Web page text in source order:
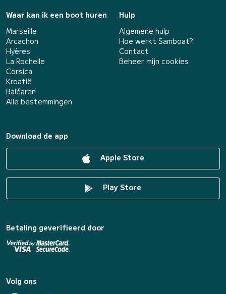
Waar kan ik een boot huren
Marseille
Arcachon
Hyères
La Rochelle
Corsica
Kroatië
Baléaren
Alle bestemmingen
Hulp
Algemene hulp
Hoe werkt Samboat?
Contact
Beheer mijn cookies
Download de app
Apple Store
Play Store
Betaling geverifieerd door
Volg ons